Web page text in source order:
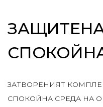
ЗАТВОРЕНИЯТ
СПОКОЙНА СРЕДА НА